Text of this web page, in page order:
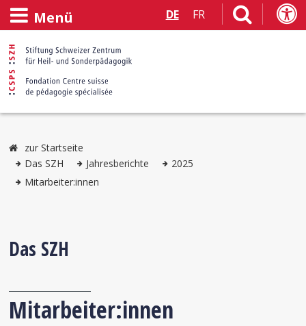
Menü DE FR
zur Startseite
Das SZH
Jahresberichte
2025
Mitarbeiter:innen
Das SZH
Mitarbeiter:innen